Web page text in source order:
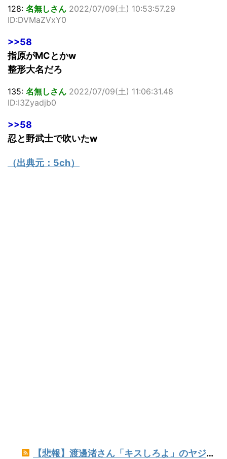
128: 名無しさん 2022/07/09(土) 10:53:57.29
ID:DVMaZVxY0
>>58
指原がMCとかw
整形大名だろ
135: 名無しさん 2022/07/09(土) 11:06:31.48
ID:I3Zyadjb0
>>58
忍と野武士で吹いたw
（出典元： 5ch）
【悲報】渡邊渚さん「キスしろよ」のヤジでPTSD発症時の状態に逆戻り